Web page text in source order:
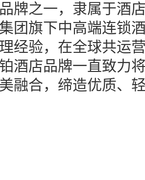
牌之一，隶属于酒
团旗下中高端连锁
经验，在全球共运
酒店品牌一直致力
融合，缔造优质、